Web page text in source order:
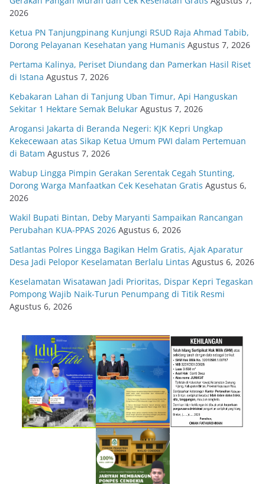
2026
Ketua PN Tanjungpinang Kunjungi RSUD Raja Ahmad Tabib,
Dorong Pelayanan Kesehatan yang Humanis Agustus 7, 2026
Pertama Kalinya, Periset Diundang dan Pamerkan Hasil Riset
di Istana Agustus 7, 2026
Kebakaran Lahan di Tanjung Uban Timur, Api Hanguskan
Sekitar 1 Hektare Semak Belukar Agustus 7, 2026
Arogansi Jakarta di Beranda Negeri: KJK Kepri Ungkap
Kekecewaan atas Sikap Ketua Umum PWI dalam Pertemuan
di Batam Agustus 7, 2026
Wabup Lingga Pimpin Gerakan Serentak Cegah Stunting,
Dorong Warga Manfaatkan Cek Kesehatan Gratis Agustus 6,
2026
Wakil Bupati Bintan, Deby Maryanti Sampaikan Rancangan
Perubahan KUA-PPAS 2026 Agustus 6, 2026
Satlantas Polres Lingga Bagikan Helm Gratis, Ajak Aparatur
Desa Jadi Pelopor Keselamatan Berlalu Lintas Agustus 6, 2026
Keselamatan Wisatawan Jadi Prioritas, Dispar Kepri Tegaskan
Pompong Wajib Naik-Turun Penumpang di Titik Resmi
Agustus 6, 2026